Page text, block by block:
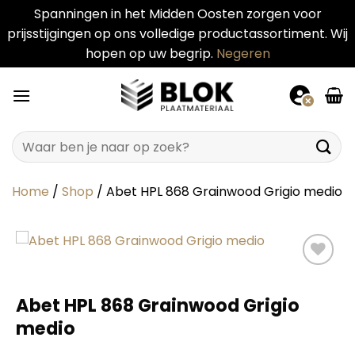
Spanningen in het Midden Oosten zorgen voor
prijsstijgingen op ons volledige productassortiment. Wij
hopen op uw begrip. Negeren
naar
Zoeken
naar:
Home / Shop / Abet HPL 868 Grainwood Grigio medio
Abet HPL 868 Grainwood Grigio
medio